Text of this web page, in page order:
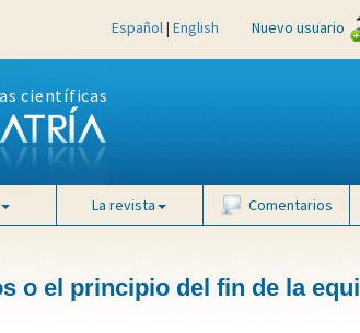
Español| English Nuevo usuario
científicas
La revista Comentarios
o el principio del fin de la